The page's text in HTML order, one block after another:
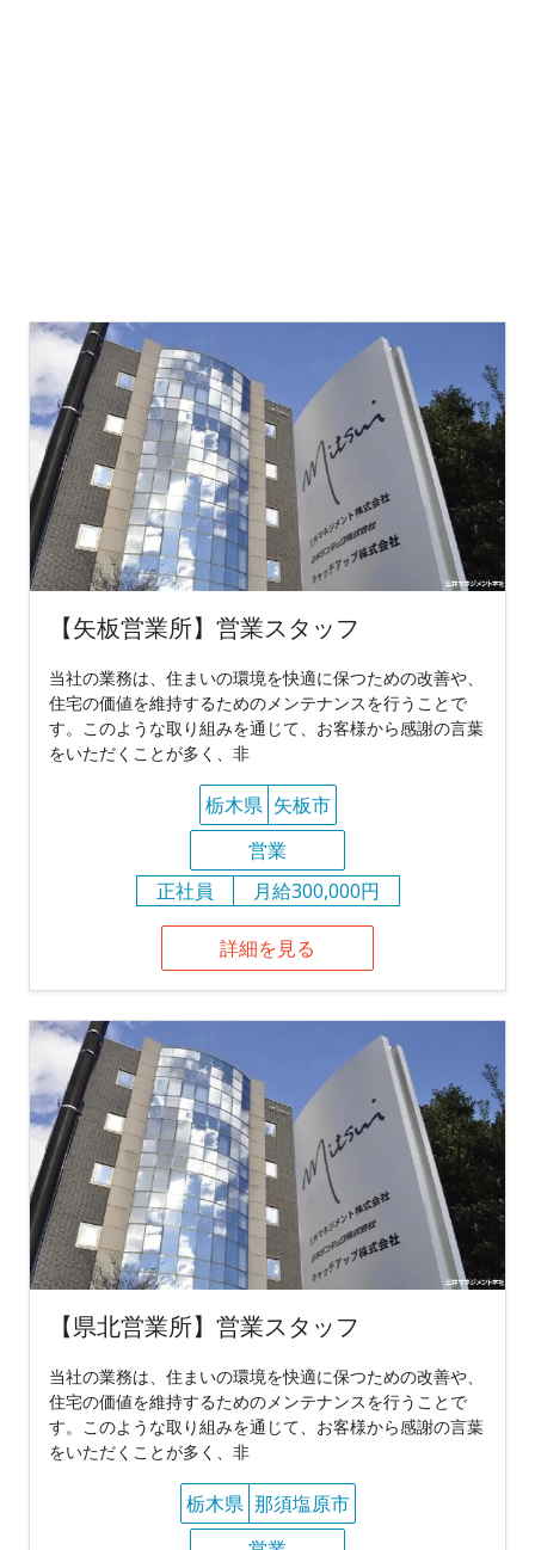
【矢板営業所】営業スタッフ
当社の業務は、住まいの環境を快適に保つための改善や、
住宅の価値を維持するためのメンテナンスを行うことで
す。このような取り組みを通じて、お客様から感謝の言葉
をいただくことが多く、非
栃木県 矢板市
営業
正社員
月給300,000円
詳細を見る
【県北営業所】営業スタッフ
当社の業務は、住まいの環境を快適に保つための改善や、
住宅の価値を維持するためのメンテナンスを行うことで
す。このような取り組みを通じて、お客様から感謝の言葉
をいただくことが多く、非
栃木県 那須塩原市